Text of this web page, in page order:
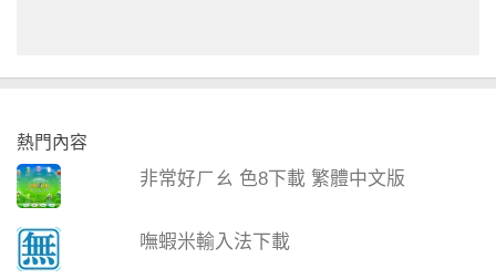
熱門內容
非常好ㄏㄠ 色8下載 繁體中文版
嘸蝦米輸入法下載